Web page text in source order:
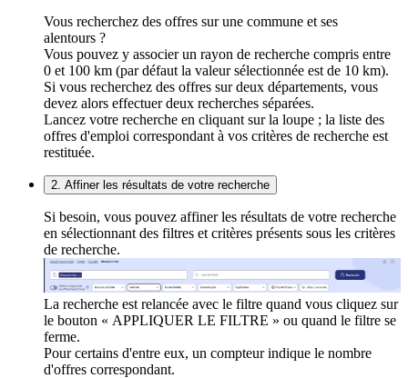
Vous recherchez des offres sur une commune et ses
alentours ?
Vous pouvez y associer un rayon de recherche compris entre
0 et 100 km (par défaut la valeur sélectionnée est de 10 km).
Si vous recherchez des offres sur deux départements, vous
devez alors effectuer deux recherches séparées.
Lancez votre recherche en cliquant sur la loupe ; la liste des
offres d'emploi correspondant à vos critères de recherche est
restituée.
2. Affiner les résultats de votre recherche
Si besoin, vous pouvez affiner les résultats de votre recherche
en sélectionnant des filtres et critères présents sous les critères
de recherche.
La recherche est relancée avec le filtre quand vous cliquez sur
le bouton « APPLIQUER LE FILTRE » ou quand le filtre se
ferme.
Pour certains d'entre eux, un compteur indique le nombre
d'offres correspondant.